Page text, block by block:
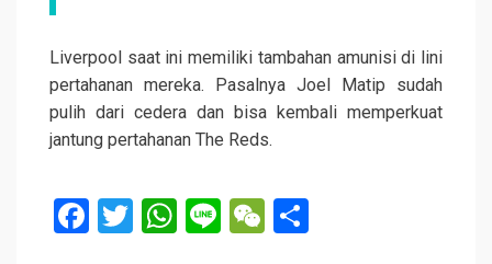
Liverpool saat ini memiliki tambahan amunisi di lini
pertahanan mereka. Pasalnya Joel Matip sudah
pulih dari cedera dan bisa kembali memperkuat
jantung pertahanan The Reds.
F
T
W Li
W